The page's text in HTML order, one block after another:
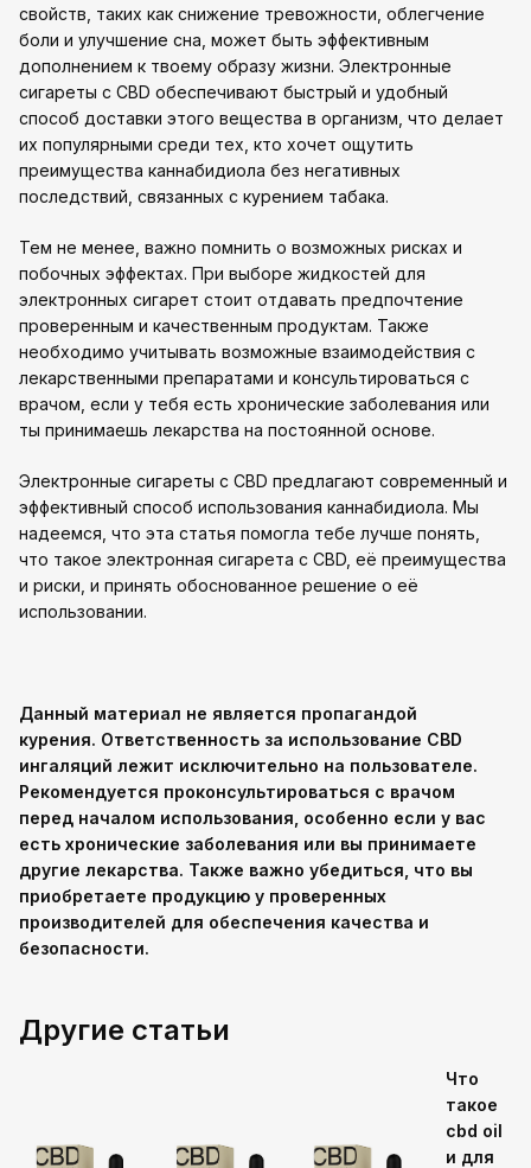
свойств, таких как снижение тревожности, облегчение
боли и улучшение сна, может быть эффективным
дополнением к твоему образу жизни. Электронные
сигареты с CBD обеспечивают быстрый и удобный
способ доставки этого вещества в организм, что делает
их популярными среди тех, кто хочет ощутить
преимущества каннабидиола без негативных
последствий, связанных с курением табака.
Тем не менее, важно помнить о возможных рисках и
побочных эффектах. При выборе жидкостей для
электронных сигарет стоит отдавать предпочтение
проверенным и качественным продуктам. Также
необходимо учитывать возможные взаимодействия с
лекарственными препаратами и консультироваться с
врачом, если у тебя есть хронические заболевания или
ты принимаешь лекарства на постоянной основе.
Электронные сигареты с CBD предлагают современный и
эффективный способ использования каннабидиола. Мы
надеемся, что эта статья помогла тебе лучше понять,
что такое электронная сигарета с CBD, её преимущества
и риски, и принять обоснованное решение о её
использовании.
Данный материал не является пропагандой
курения. Ответственность за использование CBD
ингаляций лежит исключительно на пользователе.
Рекомендуется проконсультироваться с врачом
перед началом использования, особенно если у вас
есть хронические заболевания или вы принимаете
другие лекарства. Также важно убедиться, что вы
приобретаете продукцию у проверенных
производителей для обеспечения качества и
безопасности.
Другие статьи
Что
такое
cbd oil
и для